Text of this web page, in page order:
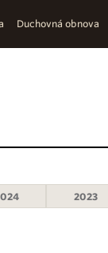
Duchovná obnova
2023